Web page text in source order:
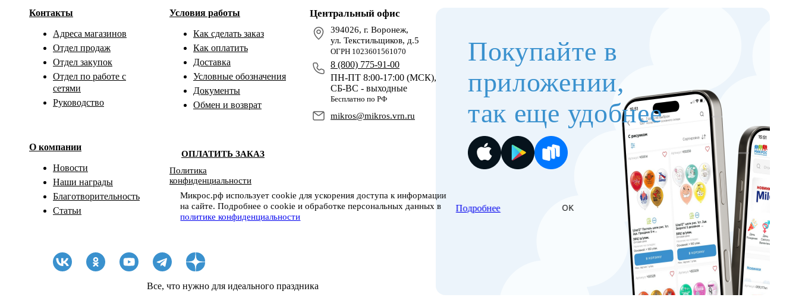
Микрос.рф использует cookie для ускорения доступа к информации
на сайте. Подробнее о cookie и обработке персональных данных в
политике конфиденциальности
Подробнее OK
Центральный офис
394026, г. Воронеж,
ул. Текстильщиков, д.5
ОГРН 1023601561070
8 (800) 775-91-00
ПН-ПТ 8:00-17:00 (МСК),
СБ-ВС - выходные
Бесплатно по РФ
mikros@mikros.vrn.ru
Контакты
Адреса магазинов
Отдел продаж
Отдел закупок
Отдел по работе с
сетями
Руководство
О компании
Новости
Наши награды
Благотворительность
Статьи
Условия работы
Как сделать заказ
Как оплатить
Доставка
Условные обозначения
Документы
Обмен и возврат
ОПЛАТИТЬ ЗАКАЗ
Политика
конфиденциальности
Все, что нужно для идеального праздника
Покупайте в
приложении,
так еще удобнее